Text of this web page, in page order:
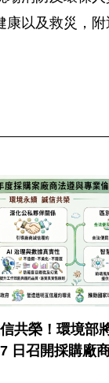
以及救災，
共榮！環境部
日召開採購廠
談會